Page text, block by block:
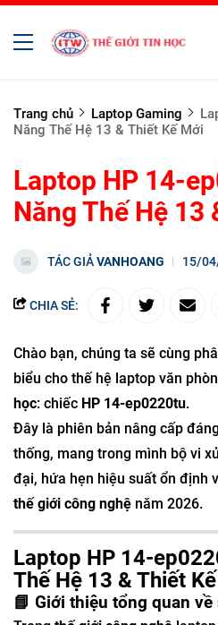
Trang chủ Laptop Gaming
Năng Thế Hệ 13 & Thiết Kế Mới
Laptop HP 14-
Năng Thế Hệ 13
TÁC GIẢVANHOANG 15/
CHIA SẺ:
Chào bạn, chúng ta sẽ cùng
biểu cho thế hệ laptop văn
học: chiếc HP 14-ep0220tu.
Đây là phiên bản nâng cấp
thống, mang trong mình bộ vi
đại, hứa hẹn hiệu suất ổn định
thế giới công nghệ năm 2026.
Laptop HP 14-
Thế Hệ 13 & Thiết
📘 Giới thiệu tổng quan về